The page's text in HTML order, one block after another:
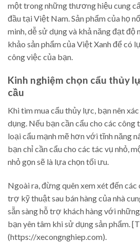
một trong những thương hiệu cung
đầu tại Việt Nam. Sản phẩm của họ
minh, dễ sử dụng và khả năng đạt độ
khảo sản phẩm của Việt Xanh để có
công việc của bạn.
Kinh nghiệm chọn cẩu thủy
cầu
Khi tìm mua cẩu thủy lực, bạn nên
dụng. Nếu bạn cần cẩu cho các công
loại cẩu mạnh mẽ hơn với tĩnh năng
bạn chỉ cần cẩu cho các tác vụ nhỏ,
nhỏ gọn sẽ là lựa chọn tối ưu.
Ngoài ra, đừng quên xem xét đến các
trợ kỹ thuật sau bán hàng của nhà
sẵn sàng hỗ trợ khách hàng với
bạn yên tâm khi sử dụng sản phẩm.
(https://xecongnghiep.com).